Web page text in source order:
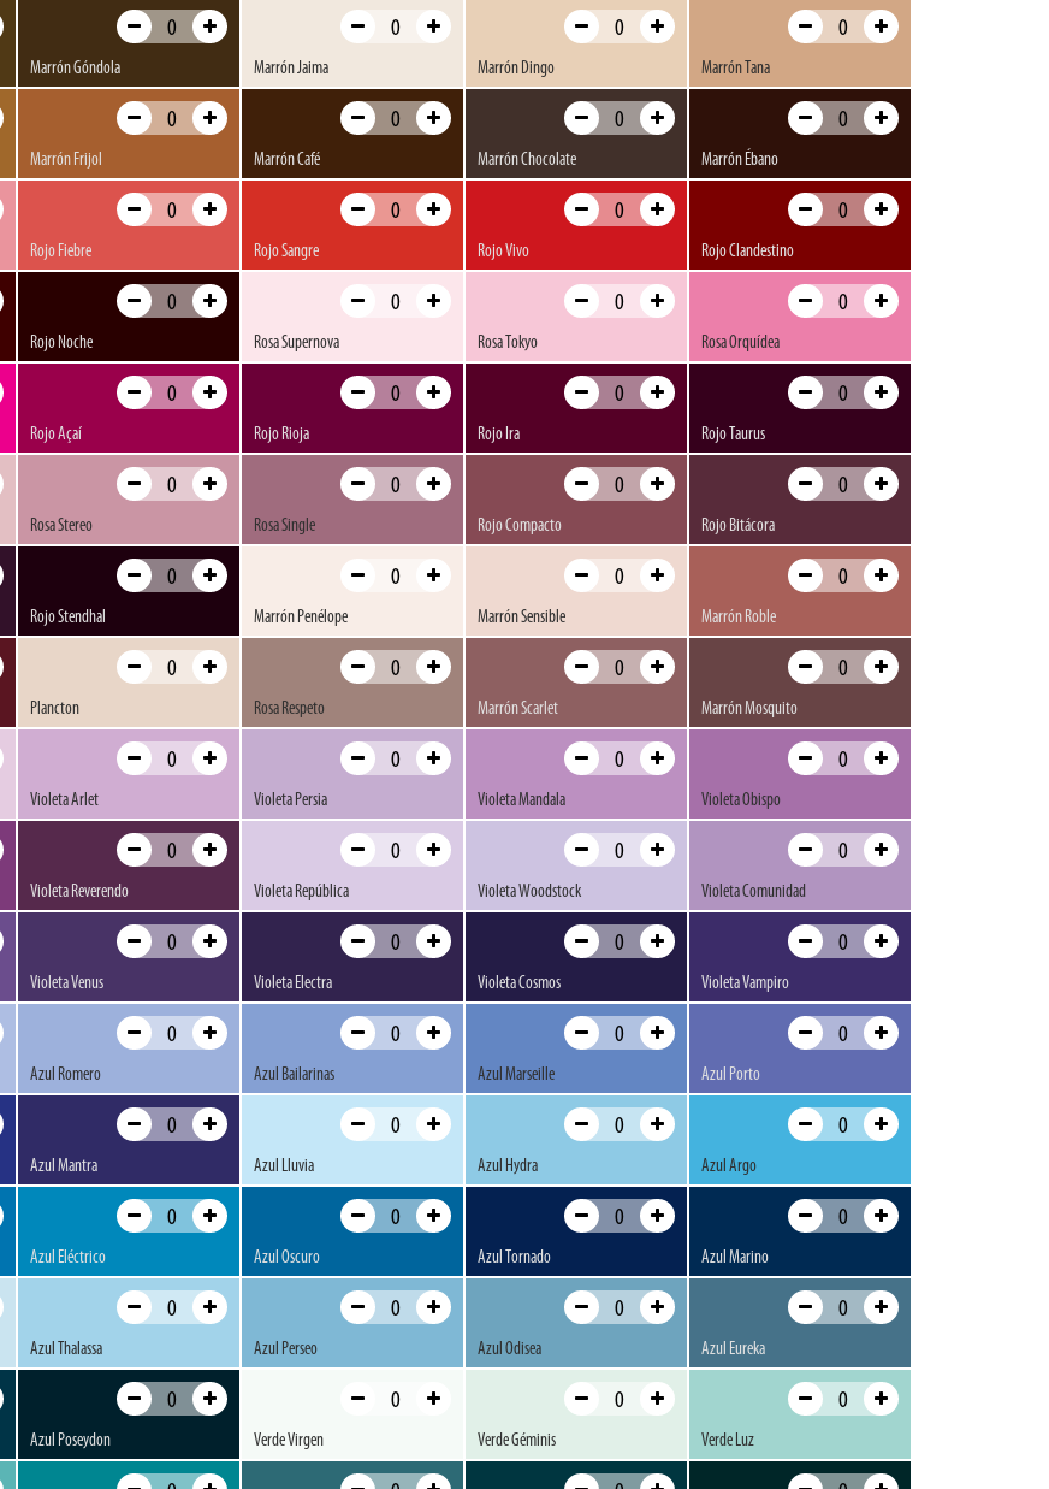
MTN. Seca en varios minutos y pasadas 24-48 horas -en función de las capas aplicadas y las
condiciones atmosféricas- el endurecimiento de la película es total, incrementando así su resistencia.
Los colores web mostrados son aproximaciones, en ningún caso deben tomarse como referencia real
ya que cada dispositivo o pantalla los muestra de manera distinta (calibración de color, brillo,
contraste...).
Si tienes dudas acerca de un color escríbenos un email y te podremos mandar fotografías de la carta
Por favor, descarga aquí ficha técnica y de seguridad de este producto.
Ficha seguridad
Todos los aerosoles comercializados en nuestra tienda son de una producción posterior al lote 22060.
Marrón Góndola Marrón Jaima Marrón Dingo Marrón Tana
Marrón Frijol Marrón Café Marrón Chocolate Marrón Ébano
Rojo Fiebre Rojo Sangre Rojo Vivo Rojo Clandestino
Rojo Noche Rosa Supernova Rosa Tokyo Rosa Orquídea
Rojo Açaí Rojo Rioja Rojo Ira Rojo Taurus
Rosa Stereo Rosa Single Rojo Compacto Rojo Bitácora
Rojo Stendhal Marrón Penélope Marrón Sensible Marrón Roble
Plancton Rosa Respeto Marrón Scarlet Marrón Mosquito
Violeta Arlet Violeta Persia Violeta Mandala Violeta Obispo
Violeta Reverendo Violeta República Violeta Woodstock Violeta Comunidad
Violeta Venus Violeta Electra Violeta Cosmos Violeta Vampiro
Azul Romero Azul Bailarinas Azul Marseille Azul Porto
Azul Mantra Azul Lluvia Azul Hydra Azul Argo
Azul Eléctrico Azul Oscuro Azul Tornado Azul Marino
Azul Thalassa Azul Perseo Azul Odisea Azul Eureka
Azul Poseydon Verde Virgen Verde Géminis Verde Luz